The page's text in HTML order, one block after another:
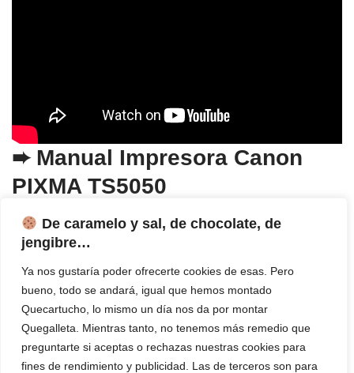
De caramelo y sal, de chocolate, de
jengibre…
Ya nos gustaría poder ofrecerte cookies de esas. Pero
bueno, todo se andará, igual que hemos montado
Quecartucho, lo mismo un día nos da por montar
Quegalleta. Mientras tanto, no tenemos más remedio que
preguntarte si aceptas o rechazas nuestras cookies para
fines de rendimiento y publicidad. Las de terceros son para
➨ Manual Impresora Canon
PIXMA TS5050
https://gdlp01.c-
wss.com/gds/3/0300025223/02/TS5000ser_OnlineManual_Win
_ES_V02.pdf
➨ Drivers Canon PIXMA
TS5050